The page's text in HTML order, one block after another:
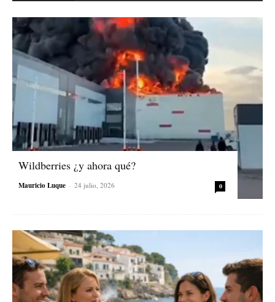
Wildberries ¿y ahora qué?
Mauricio Luque - 24 julio, 2026 0